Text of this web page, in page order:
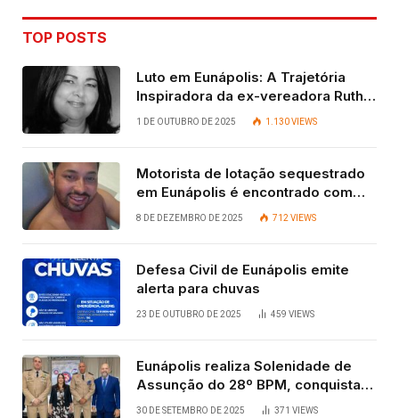
TOP POSTS
Luto em Eunápolis: A Trajetória
Inspiradora da ex-vereadora Ruth
Contadora
1 DE OUTUBRO DE 2025 1.130VIEWS
Motorista de lotação sequestrado
em Eunápolis é encontrado com
vida após quatro dias.
8 DE DEZEMBRO DE 2025 712VIEWS
Defesa Civil de Eunápolis emite
alerta para chuvas
23 DE OUTUBRO DE 2025 459 VIEWS
Eunápolis realiza Solenidade de
Assunção do 28º BPM, conquista
viabilizada por articulação política
30 DE SETEMBRO DE 2025 371 VIEWS